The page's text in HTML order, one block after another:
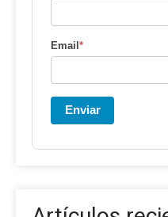
Email*
Enviar